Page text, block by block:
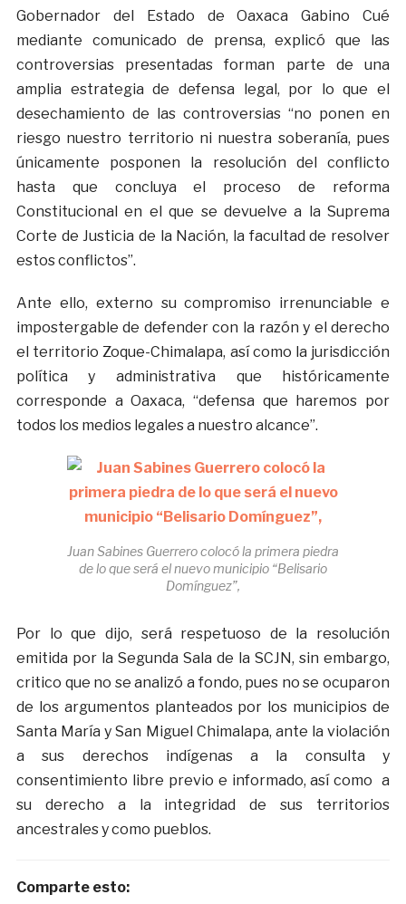
Gobernador del Estado de Oaxaca Gabino Cué
mediante comunicado de prensa, explicó que las
controversias presentadas forman parte de una
amplia estrategia de defensa legal, por lo que el
desechamiento de las controversias “no ponen en
riesgo nuestro territorio ni nuestra soberanía, pues
únicamente posponen la resolución del conflicto
hasta que concluya el proceso de reforma
Constitucional en el que se devuelve a la Suprema
Corte de Justicia de la Nación, la facultad de resolver
estos conflictos”.
Ante ello, externo su compromiso irrenunciable e
impostergable de defender con la razón y el derecho
el territorio Zoque-Chimalapa, así como la jurisdicción
política y administrativa que históricamente
corresponde a Oaxaca, “defensa que haremos por
todos los medios legales a nuestro alcance”.
Juan Sabines Guerrero colocó la primera piedra
de lo que será el nuevo municipio “Belisario
Domínguez”,
Por lo que dijo, será respetuoso de la resolución
emitida por la Segunda Sala de la SCJN, sin embargo,
critico que no se analizó a fondo, pues no se ocuparon
de los argumentos planteados por los municipios de
Santa María y San Miguel Chimalapa, ante la violación
a sus derechos indígenas a la consulta y
consentimiento libre previo e informado, así como a
su derecho a la integridad de sus territorios
ancestrales y como pueblos.
Comparte esto: